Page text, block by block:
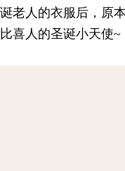
老人的衣服后，原
喜人的圣诞小天使~